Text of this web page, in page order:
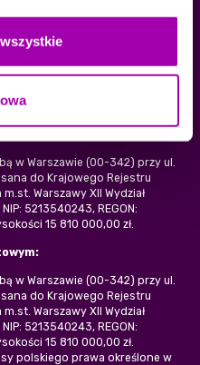
w Warszawie (00-342) przy ul.
do Krajowego Rejestru
Warszawy XII Wydział
5213540243, REGON:
15 810 000,00 zł.
w Warszawie (00-342) przy ul.
do Krajowego Rejestru
Warszawy XII Wydział
5213540243, REGON:
15 810 000,00 zł.
polskiego prawa określone w